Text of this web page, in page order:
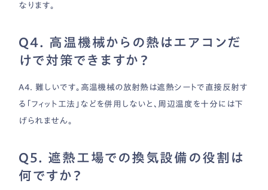
なります。
Q4. 高温機械からの熱はエアコンだ
けで対策できますか？
A4. 難しいです。高温機械の放射熱は遮熱シートで直接反射す
る「フィット工法」などを併用しないと、周辺温度を十分には下
げられません。
Q5. 遮熱工場での換気設備の役割は
何ですか？